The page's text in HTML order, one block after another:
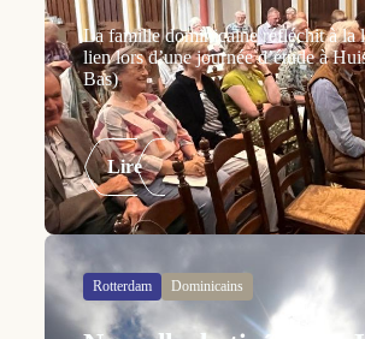
La famille dominicaine réfléchit à la
lien lors d’une journée d’étude à
Bas)
Lire
Rotterdam Dominicains